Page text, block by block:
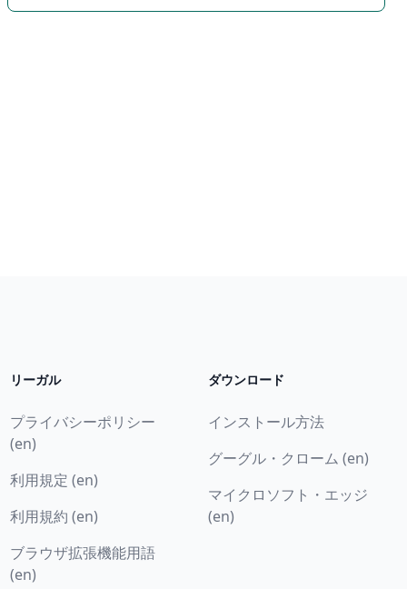
リーガル
プライバシーポリシー
(en)
利用規定 (en)
利用規約 (en)
ブラウザ拡張機能用語
(en)
ダウンロード
インストール方法
グーグル・クローム (en)
マイクロソフト・エッジ
(en)